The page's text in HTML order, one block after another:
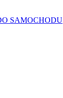
SAMOCHODU